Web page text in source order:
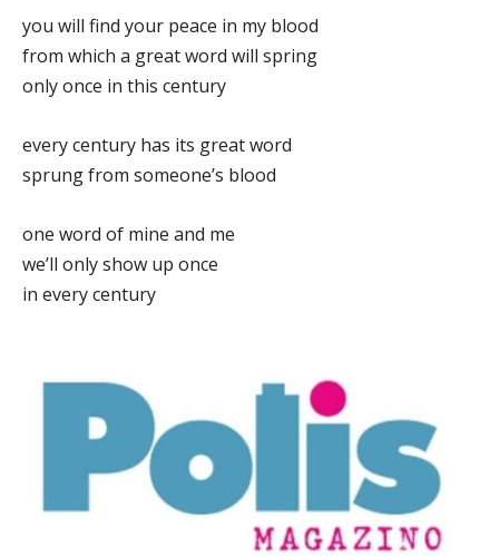
you will find your peace in my blood
from which a great word will spring
only once in this century
every century has its great word
sprung from someone’s blood
one word of mine and me
we’ll only show up once
in every century